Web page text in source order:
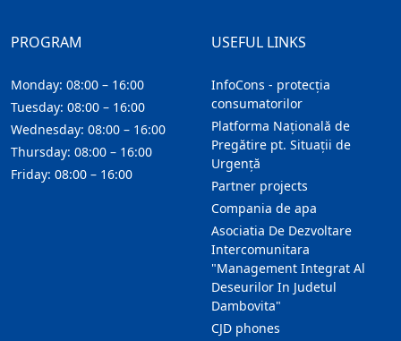
USEFUL LINKS
InfoCons - protecția
consumatorilor
Platforma Națională de
Pregătire pt. Situații de
Urgență
Partner projects
Compania de apa
Asociatia De Dezvoltare
Intercomunitara
"Management Integrat Al
Deseurilor In Judetul
Dambovita"
CJD phones
PROGRAM
Monday: 08:00 – 16:00
Tuesday: 08:00 – 16:00
Wednesday: 08:00 – 16:00
Thursday: 08:00 – 16:00
Friday: 08:00 – 16:00